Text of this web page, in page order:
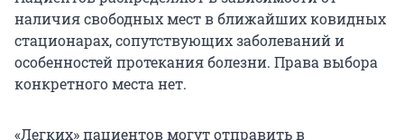
наличия свободных мест в ближайших ковидных
стационарах, сопутствующих заболеваний и
особенностей протекания болезни. Права выбора
конкретного места нет.
«Легких» пациентов могут отправить в